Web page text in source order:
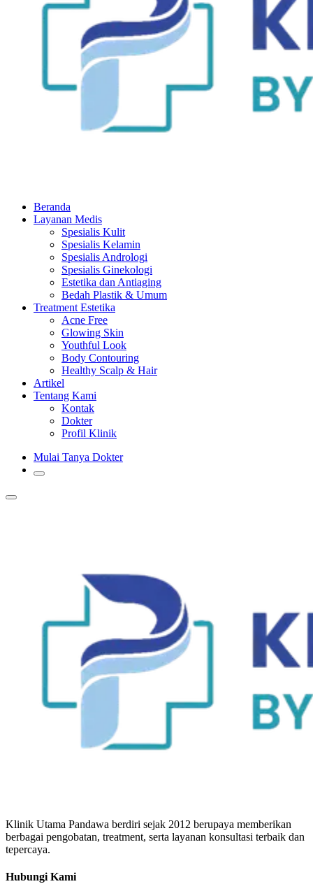
Beranda
Layanan Medis
Spesialis Kulit
Spesialis Kelamin
Spesialis Andrologi
Spesialis Ginekologi
Estetika dan Antiaging
Bedah Plastik & Umum
Treatment Estetika
Acne Free
Glowing Skin
Youthful Look
Body Contouring
Healthy Scalp & Hair
Artikel
Tentang Kami
Kontak
Dokter
Profil Klinik
Mulai Tanya Dokter
Klinik Utama Pandawa berdiri sejak 2012 berupaya memberikan
berbagai pengobatan, treatment, serta layanan konsultasi terbaik dan
tepercaya.
Hubungi Kami